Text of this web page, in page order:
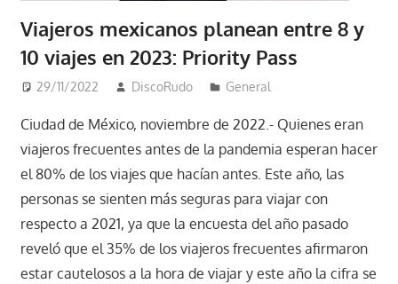
Viajeros mexicanos planean entre 8 y
10 viajes en 2023: Priority Pass
29/11/2022 DiscoRudo General
Ciudad de México, noviembre de 2022.- Quienes eran
viajeros frecuentes antes de la pandemia esperan hacer
el 80% de los viajes que hacían antes. Este año, las
personas se sienten más seguras para viajar con
respecto a 2021, ya que la encuesta del año pasado
reveló que el 35% de los viajeros frecuentes afirmaron
estar cautelosos a la hora de viajar y este año la cifra se